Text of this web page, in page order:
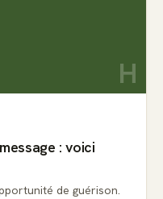
H
: voici
de guérison.